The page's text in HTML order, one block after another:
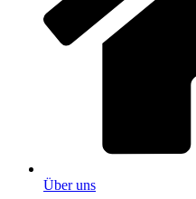
Über uns